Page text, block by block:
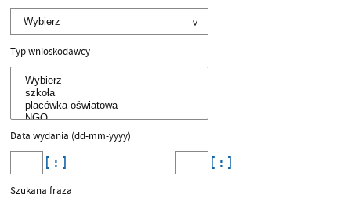
Typ wnioskodawcy
Data wydania (dd-mm-yyyy)
Szukana fraza